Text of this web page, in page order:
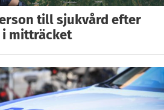
till sjukvård efter
mitträcket